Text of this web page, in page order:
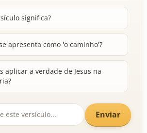
significa?
apresenta como 'o caminho'?
aplicar a verdade de Jesus na
Enviar